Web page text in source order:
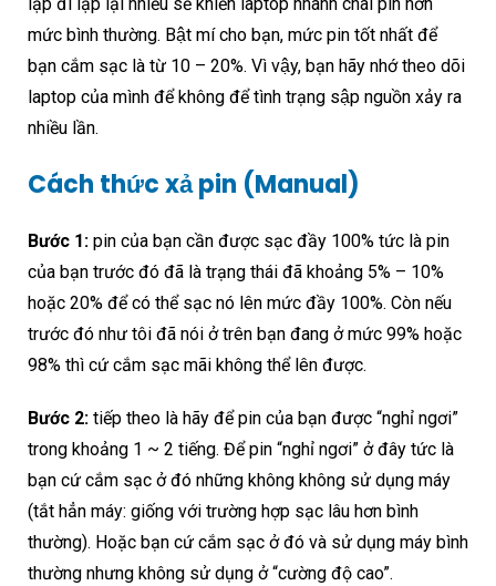
mức bình thường. Bật mí cho bạn, mức pin tốt nhất để
bạn cắm sạc là từ 10 – 20%. Vì vậy, bạn hãy nhớ theo dõi
laptop của mình để không để tình trạng sập nguồn xảy ra
nhiều lần.
Cách thức xả pin (Manual)
Bước 1: pin của bạn cần được sạc đầy 100% tức là pin
của bạn trước đó đã là trạng thái đã khoảng 5% – 10%
hoặc 20% để có thể sạc nó lên mức đầy 100%. Còn nếu
trước đó như tôi đã nói ở trên bạn đang ở mức 99% hoặc
98% thì cứ cắm sạc mãi không thể lên được.
Bước 2: tiếp theo là hãy để pin của bạn được “nghỉ ngơi”
trong khoảng 1 ~ 2 tiếng. Để pin “nghỉ ngơi” ở đây tức là
bạn cứ cắm sạc ở đó những không không sử dụng máy
(tắt hẳn máy: giống với trường hợp sạc lâu hơn bình
thường). Hoặc bạn cứ cắm sạc ở đó và sử dụng máy bình
thường nhưng không sử dụng ở “cường độ cao”.